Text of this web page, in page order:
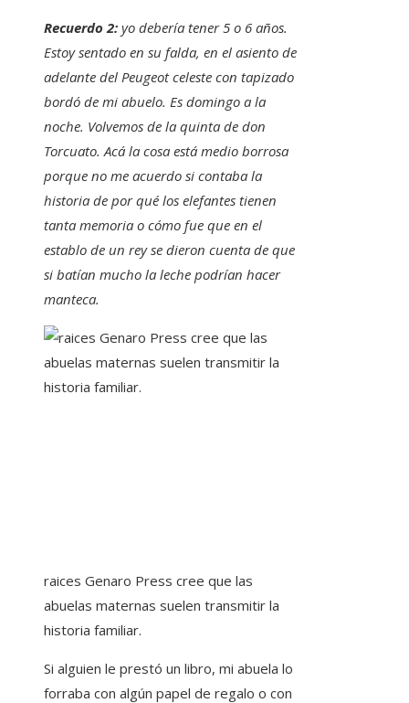
Recuerdo 2: yo debería tener 5 o 6 años.
Estoy sentado en su falda, en el asiento de
adelante del Peugeot celeste con tapizado
bordó de mi abuelo. Es domingo a la
noche. Volvemos de la quinta de don
Torcuato. Acá la cosa está medio borrosa
porque no me acuerdo si contaba la
historia de por qué los elefantes tienen
tanta memoria o cómo fue que en el
establo de un rey se dieron cuenta de que
si batían mucho la leche podrían hacer
manteca.
raices Genaro Press cree que las
abuelas maternas suelen transmitir la
historia familiar.
Si alguien le prestó un libro, mi abuela lo
forraba con algún papel de regalo o con